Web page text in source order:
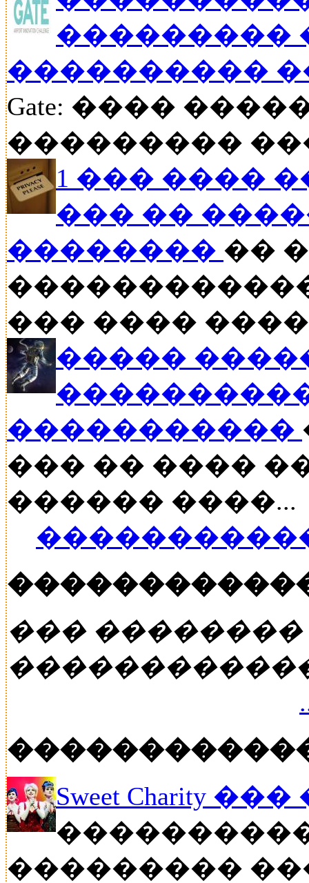
���������
����������
Gate: ����
���������
1 ��� ����
��� ��
�������� ��
��� ����
�����
�����������
��� �� ����
������ ����...
���
Sweet Charity
���������